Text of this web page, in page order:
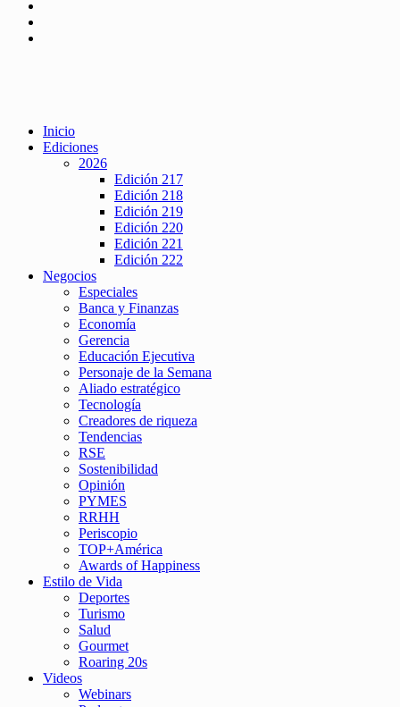
Inicio
Ediciones
2026
Edición 217
Edición 218
Edición 219
Edición 220
Edición 221
Edición 222
Negocios
Especiales
Banca y Finanzas
Economía
Gerencia
Educación Ejecutiva
Personaje de la Semana
Aliado estratégico
Tecnología
Creadores de riqueza
Tendencias
RSE
Sostenibilidad
Opinión
PYMES
RRHH
Periscopio
TOP+América
Awards of Happiness
Estilo de Vida
Deportes
Turismo
Salud
Gourmet
Roaring 20s
Videos
Webinars